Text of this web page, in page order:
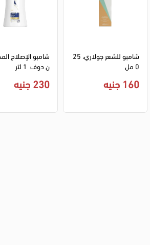
شامبو للشعر جولاري، 25
0 مل
160 جنيه
شامبو الإصلاح
ن دوف  1 لتر
230 جنيه